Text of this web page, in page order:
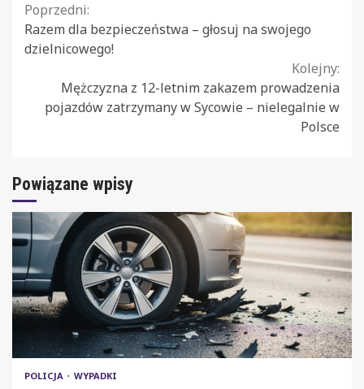
Continue
Reading
Poprzedni:
Razem dla bezpieczeństwa – głosuj na swojego
dzielnicowego!
Kolejny:
Mężczyzna z 12-letnim zakazem prowadzenia
pojazdów zatrzymany w Sycowie – nielegalnie w
Polsce
Powiązane wpisy
POLICJA WYPADKI